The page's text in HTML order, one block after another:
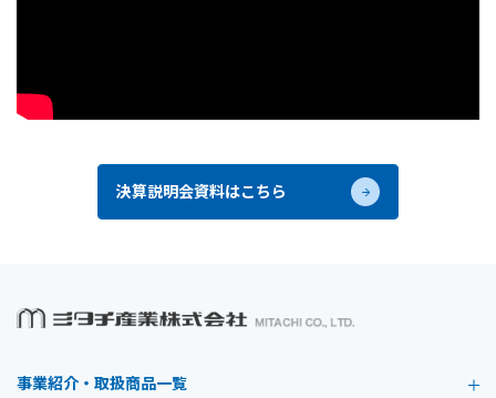
決算説明会資料はこちら
事業紹介・取扱商品一覧